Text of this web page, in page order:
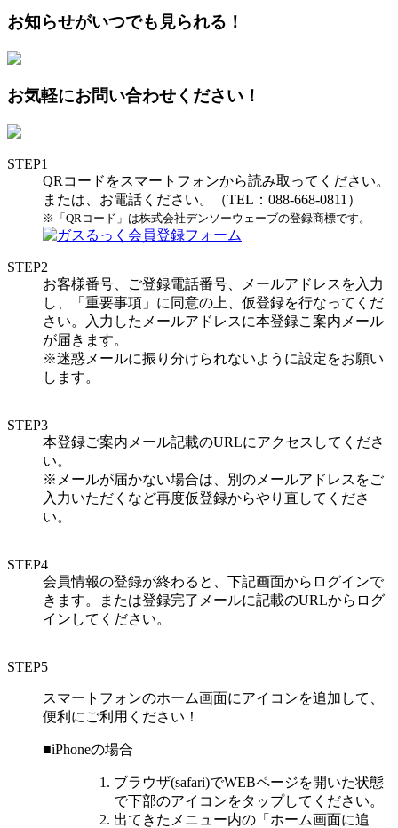
お知らせがいつでも見られる！
お気軽にお問い合わせください！
STEP1
QRコードをスマートフォンから読み取ってください。
または、お電話ください。（TEL：088-668-0811）
※「QRコード」は株式会社デンソーウェーブの登録商標です。
STEP2
お客様番号、ご登録電話番号、メールアドレスを入力
し、「重要事項」に同意の上、仮登録を行なってくだ
さい。入力したメールアドレスに本登録こ案内メール
が届きます。
※迷惑メールに振り分けられないように設定をお願い
します。
STEP3
本登録ご案内メール記載のURLにアクセスしてくださ
い。
※メールが届かない場合は、別のメールアドレスをご
入力いただくなど再度仮登録からやり直してくださ
い。
STEP4
会員情報の登録が終わると、下記画面からログインで
きます。または登録完了メールに記載のURLからログ
インしてください。
STEP5
スマートフォンのホーム画面にアイコンを追加して、
便利にご利用ください！
■iPhoneの場合
ブラウザ(safari)でWEBページを開いた状態
で下部のアイコンをタップしてください。
出てきたメニュー内の「ホーム画面に追